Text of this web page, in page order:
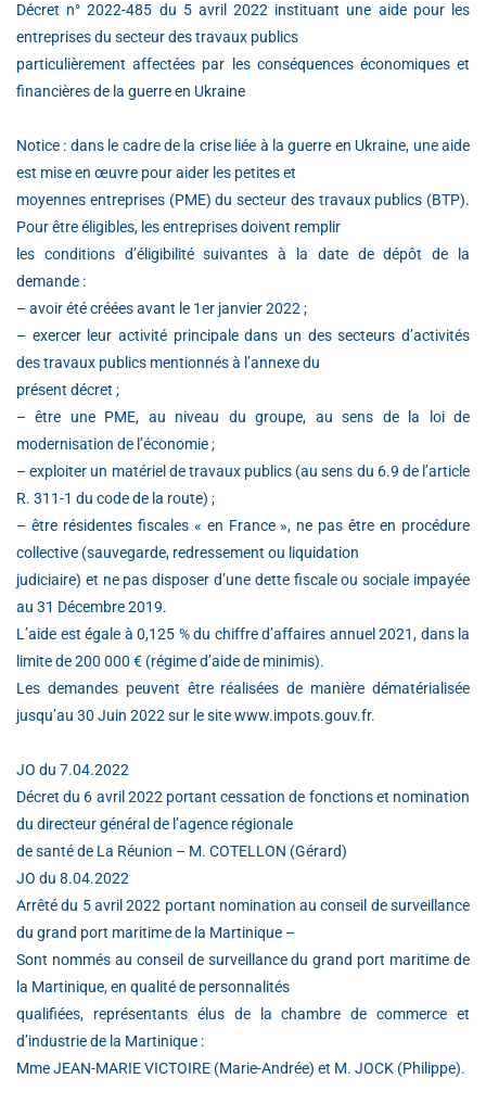
Décret n° 2022-485 du 5 avril 2022 instituant une aide pour les
entreprises du secteur des travaux publics
particulièrement affectées par les conséquences économiques et
financières de la guerre en Ukraine
Notice : dans le cadre de la crise liée à la guerre en Ukraine, une aide
est mise en œuvre pour aider les petites et
moyennes entreprises (PME) du secteur des travaux publics (BTP).
Pour être éligibles, les entreprises doivent remplir
les conditions d’éligibilité suivantes à la date de dépôt de la
demande :
– avoir été créées avant le 1er janvier 2022 ;
– exercer leur activité principale dans un des secteurs d’activités
des travaux publics mentionnés à l’annexe du
présent décret ;
– être une PME, au niveau du groupe, au sens de la loi de
modernisation de l’économie ;
– exploiter un matériel de travaux publics (au sens du 6.9 de l’article
R. 311-1 du code de la route) ;
– être résidentes fiscales « en France », ne pas être en procédure
collective (sauvegarde, redressement ou liquidation
judiciaire) et ne pas disposer d’une dette fiscale ou sociale impayée
au 31 Décembre 2019.
L’aide est égale à 0,125 % du chiffre d’affaires annuel 2021, dans la
limite de 200 000 € (régime d’aide de minimis).
Les demandes peuvent être réalisées de manière dématérialisée
jusqu’au 30 Juin 2022 sur le site www.impots.gouv.fr.
JO du 7.04.2022
Décret du 6 avril 2022 portant cessation de fonctions et nomination
du directeur général de l’agence régionale
de santé de La Réunion – M. COTELLON (Gérard)
JO du 8.04.2022
Arrêté du 5 avril 2022 portant nomination au conseil de surveillance
du grand port maritime de la Martinique –
Sont nommés au conseil de surveillance du grand port maritime de
la Martinique, en qualité de personnalités
qualifiées, représentants élus de la chambre de commerce et
d’industrie de la Martinique :
Mme JEAN-MARIE VICTOIRE (Marie-Andrée) et M. JOCK (Philippe).